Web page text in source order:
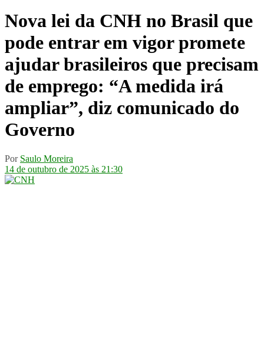
Nova lei da CNH no Brasil que
pode entrar em vigor promete
ajudar brasileiros que precisam
de emprego: “A medida irá
ampliar”, diz comunicado do
Governo
Por Saulo Moreira
14 de outubro de 2025 às 21:30